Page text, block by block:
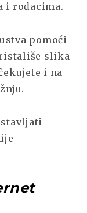
i rođacima.
pomoći
slika
i na